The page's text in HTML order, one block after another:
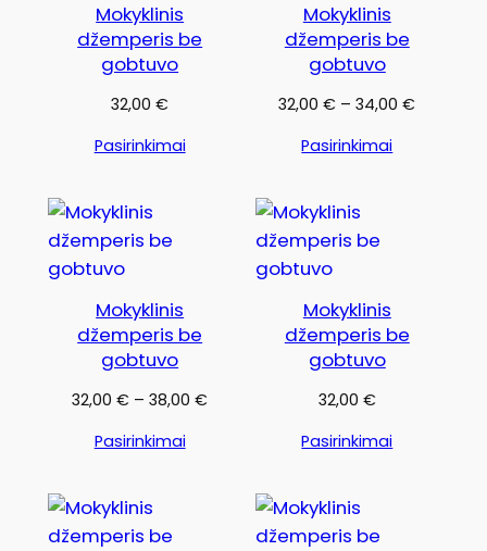
Mokyklinis
džemperis be
gobtuvo
32,00€
Pasirinkimai
Mokyklinis
džemperis be
gobtuvo
32,00€ – 34,00€Price
Pasirinkimai
Mokyklinis
džemperis be
gobtuvo
32,00€ – 38,00€Price
38,00 €
Pasirinkimai
Mokyklinis
džemperis be
gobtuvo
32,00 €
Pasirinkimai